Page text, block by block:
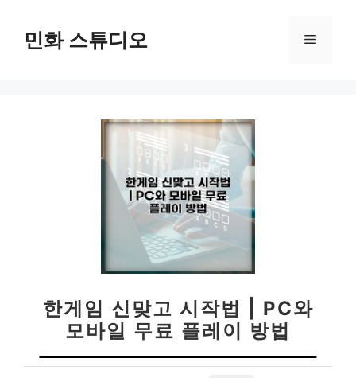
민화 스튜디오 메
한게임 신맞고 시작법 | PC와
모바일 무료 플레이 방법